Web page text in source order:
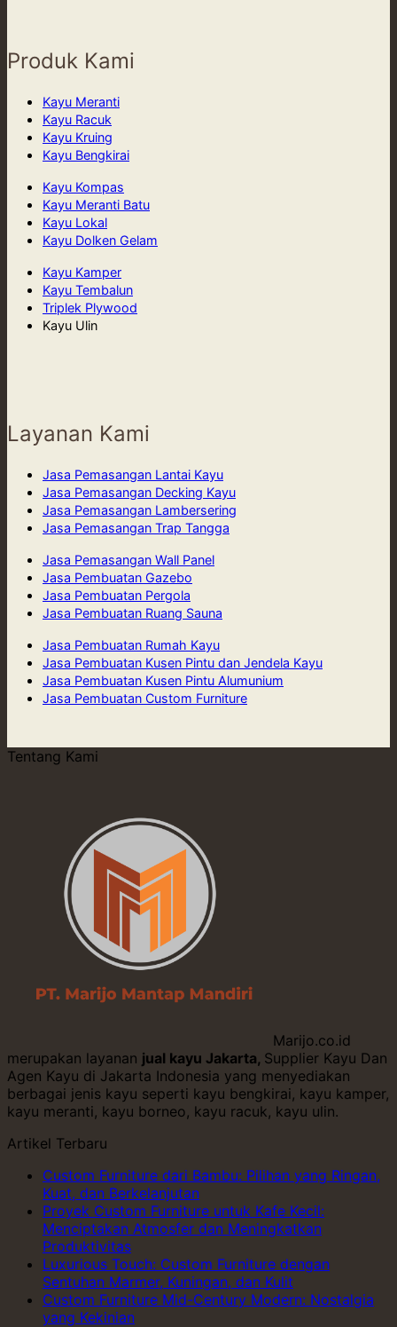
Produk Kami
Kayu Meranti
Kayu Racuk
Kayu Kruing
Kayu Bengkirai
Kayu Kompas
Kayu Meranti Batu
Kayu Lokal
Kayu Dolken Gelam
Kayu Kamper
Kayu Tembalun
Triplek Plywood
Kayu Ulin
Layanan Kami
Jasa Pemasangan Lantai Kayu
Jasa Pemasangan Decking Kayu
Jasa Pemasangan Lambersering
Jasa Pemasangan Trap Tangga
Jasa Pemasangan Wall Panel
Jasa Pembuatan Gazebo
Jasa Pembuatan Pergola
Jasa Pembuatan Ruang Sauna
Jasa Pembuatan Rumah Kayu
Jasa Pembuatan Kusen Pintu dan Jendela Kayu
Jasa Pembuatan Kusen Pintu Alumunium
Jasa Pembuatan Custom Furniture
Tentang Kami
Marijo.co.id
merupakan layanan jual kayu Jakarta, Supplier Kayu Dan
Agen Kayu di Jakarta Indonesia yang menyediakan
berbagai jenis kayu seperti kayu bengkirai, kayu kamper,
kayu meranti, kayu borneo, kayu racuk, kayu ulin.
Artikel Terbaru
Custom Furniture dari Bambu: Pilihan yang Ringan,
Kuat, dan Berkelanjutan
Proyek Custom Furniture untuk Kafe Kecil:
Menciptakan Atmosfer dan Meningkatkan
Produktivitas
Luxurious Touch: Custom Furniture dengan
Sentuhan Marmer, Kuningan, dan Kulit
Custom Furniture Mid-Century Modern: Nostalgia
yang Kekinian